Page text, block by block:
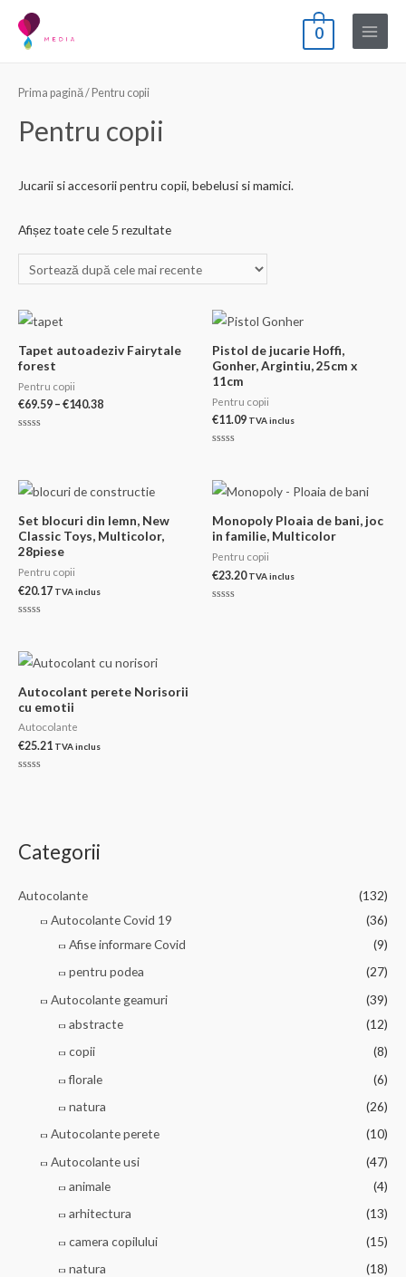
0
Main
Categorii
Autocolante
(132)
Autocolante Covid 19
(36)
Afise informare Covid
(9)
pentru podea
(27)
Autocolante geamuri
(39)
abstracte
(12)
copii
(8)
florale
(6)
natura
(26)
Autocolante perete
(10)
Autocolante usi
(47)
animale
(4)
arhitectura
(13)
camera copilului
(15)
natura
(18)
Prima pagină/ Pentru copii
Pentru copii
Jucarii si accesorii pentru copii, bebelusi si mamici.
Afișez toate cele 5 rezultateSortat
după
cele
Tapet autoadeziv Fairytale
forest
Pentru copii
€69.59 – €140.38Interval
€140.38
5
Pistol de jucarie Hoffi,
Gonher, Argintiu, 25cm x
11cm
Pentru copii
€11.09 TVA inclus
din
5
Set blocuri din lemn, New
Classic Toys, Multicolor,
28piese
Pentru copii
€20.17 TVA inclus
din
5
Monopoly Ploaia de bani, joc
in familie, Multicolor
Pentru copii
€23.20 TVA inclus
Autocolant perete Norisorii
cu emotii
Autocolante
€25.21 TVA inclus